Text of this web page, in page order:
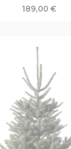
189,00 €